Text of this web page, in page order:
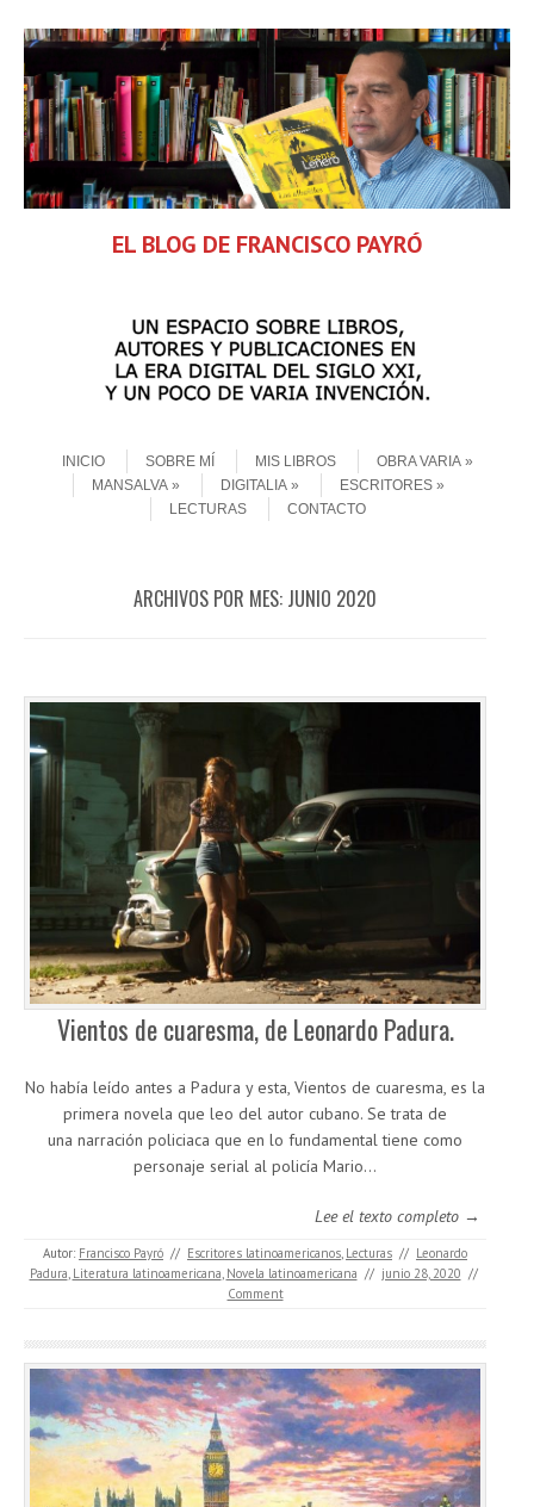
EL BLOG DE FRANCISCO PAYRÓ
MenuINICIO
SOBRE MÍ MIS LIBROS
OBRA VARIA
MANSALVA
DIGITALIA
ESCRITORES
LECTURAS
CONTACTO
ARCHIVOS POR MES: JUNIO 2020
Vientos de cuaresma, de Leonardo Padura.
No había leído antes a Padura y esta, Vientos de cuaresma, es la
primera novela que leo del autor cubano. Se trata de
una narración policiaca que en lo fundamental tiene como
personaje serial al policía Mario…
Lee el texto completo →
Autor: Francisco Payró // Escritores latinoamericanos Lecturas // Leonardo
Padura Literatura latinoamericana Novela latinoamericana // junio 28, 2020 //
Comment